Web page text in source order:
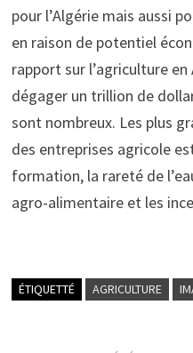
pour l’Algérie mais aussi
en raison de potentiel
rapport sur l’agriculture
dégager un trillion de
sont nombreux. Les plus
des entreprises agricole
formation, la rareté de
agro-alimentaire et les
ÉTIQUETTÉ AGRICULTURE